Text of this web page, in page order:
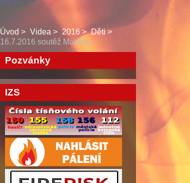
Úvod Videa 2016
Děti
16.7.2016 soutěž Malšice
Pozvánky
IZS